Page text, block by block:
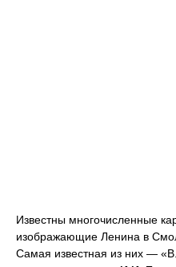
Известны многочисленные
изображающие Ленина в
Самая известная из них —